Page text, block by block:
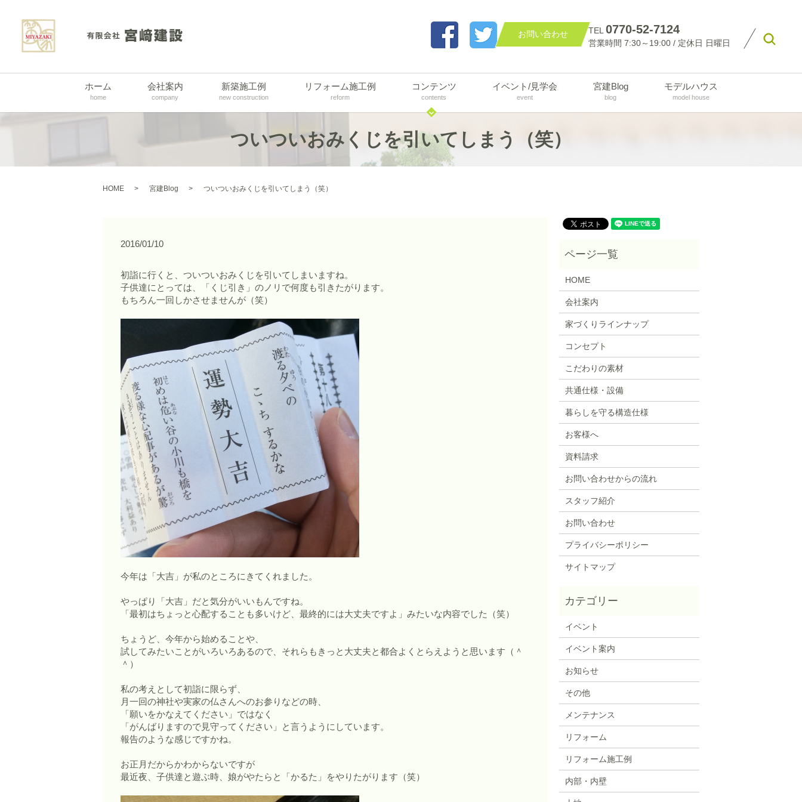
お問い合わせ TEL 0770-52-7124
営業時間 7:30～19:00 / 定休日 日曜日
ホーム
home
会社案内
company
新築施工例
new construction
リフォーム施工例
reform
コンテンツ
contents
イベント/見学会
event
宮建Blog
blog
モデルハウス
model house
ついついおみくじを引いてしまう（笑）
HOME 宮建Blog ついついおみくじを引いてしまう（笑）
2016/01/10
初詣に行くと、ついついおみくじを引いてしまいますね。
子供達にとっては、「くじ引き」のノリで何度も引きたがります。
もちろん一回しかさせませんが（笑）
今年は「大吉」が私のところにきてくれました。
やっぱり「大吉」だと気分がいいもんですね。
「最初はちょっと心配することも多いけど、最終的には大丈夫ですよ」みたいな内容でした（笑）
ちょうど、今年から始めることや、
試してみたいことがいろいろあるので、それらもきっと大丈夫と都合よくとらえようと思います（＾
＾）
私の考えとして初詣に限らず、
月一回の神社や実家の仏さんへのお参りなどの時、
「願いをかなえてください」ではなく
「がんばりますので見守ってください」と言うようにしています。
報告のような感じですかね。
お正月だからかわからないですが
最近夜、子供達と遊ぶ時、娘がやたらと「かるた」をやりたがります（笑）
HOME
会社案内
家づくりラインナップ
コンセプト
こだわりの素材
共通仕様・設備
暮らしを守る構造仕様
お客様へ
資料請求
お問い合わせからの流れ
スタッフ紹介
お問い合わせ
プライバシーポリシー
サイトマップ
イベント
イベント案内
お知らせ
その他
メンテナンス
リフォーム
リフォーム施工例
内部・内壁